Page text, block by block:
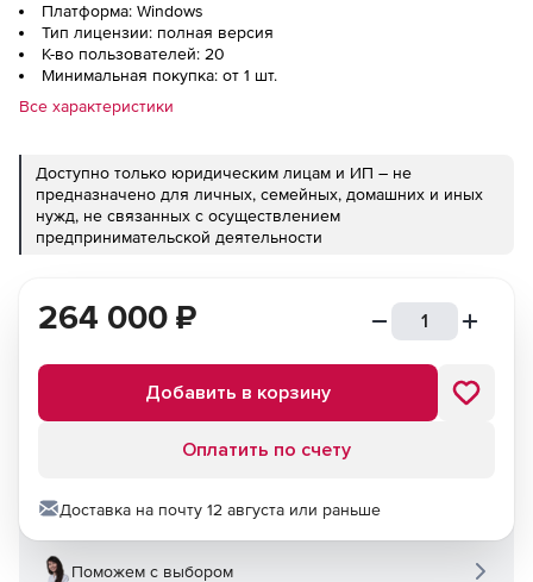
Платформа: Windows
Тип лицензии: полная версия
К-во пользователей: 20
Минимальная покупка: от 1 шт.
Все характеристики
Доступно только юридическим лицам и ИП – не
предназначено для личных, семейных, домашних и иных
нужд, не связанных с осуществлением
предпринимательской деятельности
264 000 ₽
Добавить в корзину
Оплатить по счету
Доставка на почту 12 августа или раньше
Поможем с выбором